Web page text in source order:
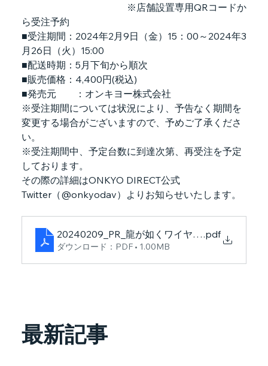
※店舗設置専用QRコードか
ら受注予約
■受注期間：2024年2月9日（金）15：00～2024年3
月26日（火）15:00
■配送時期：5月下旬から順次
■販売価格：4,400円(税込)
■発売元        ：オンキヨー株式会社
※受注期間については状況により、予告なく期間を
変更する場合がございますので、予めご了承くださ
い。
※受注期間中、予定台数に到達次第、再受注を予定
しております。
その際の詳細はONKYO DIRECT公式
Twitter（@onkyodav）よりお知らせいたします。
20240209_PR_龍が如くワイヤレスイヤホン
.pdf
ダウンロード：PDF • 1.00MB
最新記事